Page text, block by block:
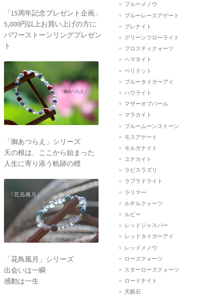
「15周年記念プレゼント企画」
5,000円以上お買い上げの方に
パワーストーンリングプレゼン
ト
「御あつらえ」シリーズ
天の根は、ここから始まった
人生に寄り添う軌跡の標
「花鳥風月」シリーズ
出会いは一瞬
感動は一生
ブルーメノウ
ブルーレースアゲート
プレナイト
グリーンフローライト
フロスティクォーツ
ヘマタイト
ペリドット
ブルータイガーアイ
ハウライト
マザーオブパール
マラカイト
ブルームーンストーン
モスアゲート
モルガナイト
ユナカイト
ラピスラズリ
ラブラドライト
ラリマー
ルチルクォーツ
ルビー
レッドジャスパー
レッドタイガーアイ
レッドメノウ
ローズクォーツ
スターローズクォーツ
ロードナイト
天眼石